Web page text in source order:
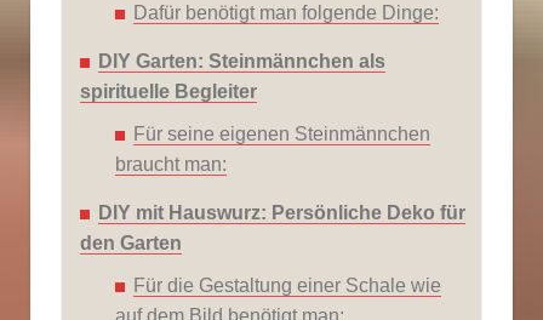
Dafür benötigt man folgende Dinge:
DIY Garten: Steinmännchen als
spirituelle Begleiter
Für seine eigenen Steinmännchen
braucht man:
DIY mit Hauswurz: Persönliche Deko für
den Garten
Für die Gestaltung einer Schale wie
auf dem Bild benötigt man: